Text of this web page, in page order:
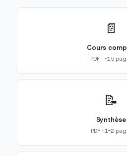
📄
Cours
PDF · ~15
📝
Synthèse
PDF · 1-2